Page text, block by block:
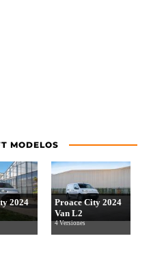
MODELOS
2024
Proace City 2024
Van L2
4 Versiones